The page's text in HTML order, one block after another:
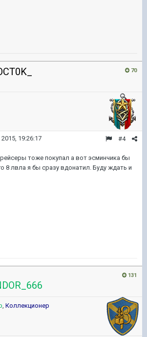
70
#4
2015, 19:26:17
тоже покупал а вот эсминчика бы
8 лвла я бы сразу вдонатил. Буду ждать и
131
, Коллекционер